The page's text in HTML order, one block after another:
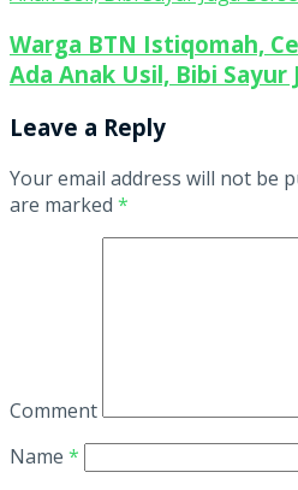
Warga BTN Istiqomah,
Ada Anak Usil, Bibi Sayur
Leave a Reply
Your email address will not be
are marked *
Comment
Name *